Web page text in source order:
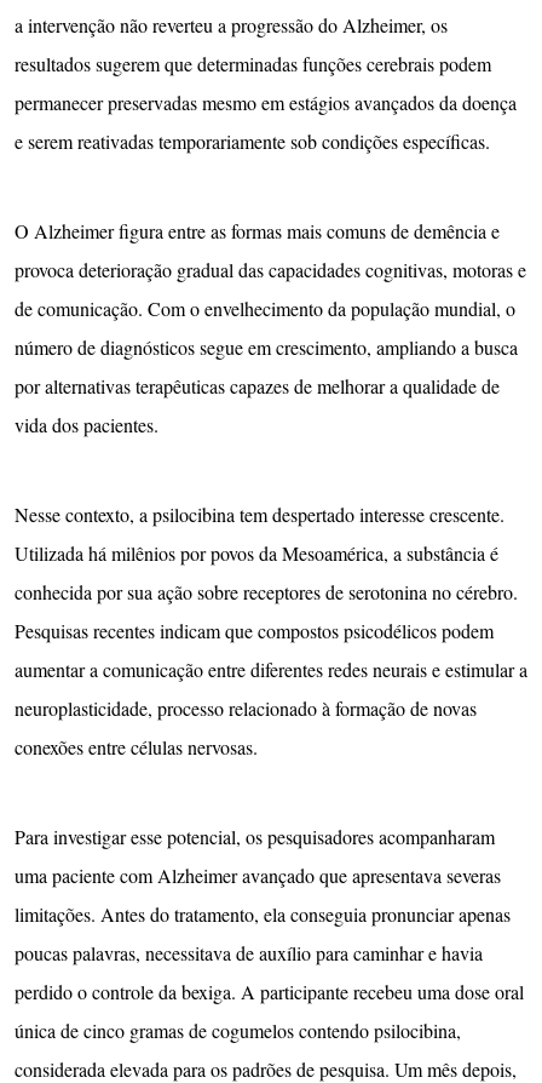
a intervenção não reverteu a progressão do Alzheimer, os
resultados sugerem que determinadas funções cerebrais podem
permanecer preservadas mesmo em estágios avançados da doença
e serem reativadas temporariamente sob condições específicas.
O Alzheimer figura entre as formas mais comuns de demência e
provoca deterioração gradual das capacidades cognitivas, motoras e
de comunicação. Com o envelhecimento da população mundial, o
número de diagnósticos segue em crescimento, ampliando a busca
por alternativas terapêuticas capazes de melhorar a qualidade de
vida dos pacientes.
Nesse contexto, a psilocibina tem despertado interesse crescente.
Utilizada há milênios por povos da Mesoamérica, a substância é
conhecida por sua ação sobre receptores de serotonina no cérebro.
Pesquisas recentes indicam que compostos psicodélicos podem
aumentar a comunicação entre diferentes redes neurais e estimular a
neuroplasticidade, processo relacionado à formação de novas
conexões entre células nervosas.
Para investigar esse potencial, os pesquisadores acompanharam
uma paciente com Alzheimer avançado que apresentava severas
limitações. Antes do tratamento, ela conseguia pronunciar apenas
poucas palavras, necessitava de auxílio para caminhar e havia
perdido o controle da bexiga. A participante recebeu uma dose oral
única de cinco gramas de cogumelos contendo psilocibina,
considerada elevada para os padrões de pesquisa. Um mês depois,